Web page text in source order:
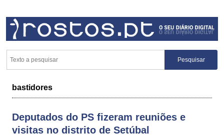
bastidores
Deputados do PS fizeram reuniões e
visitas no distrito de Setúbal